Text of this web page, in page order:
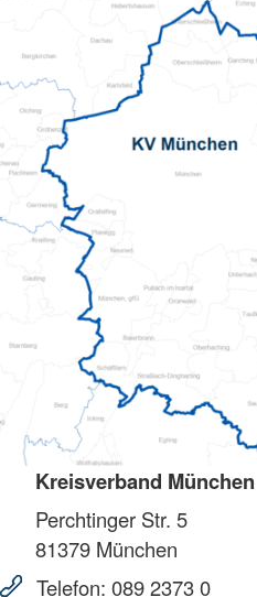
Kreisverband München
Perchtinger Str. 5
81379 München
Telefon: 089 2373 0